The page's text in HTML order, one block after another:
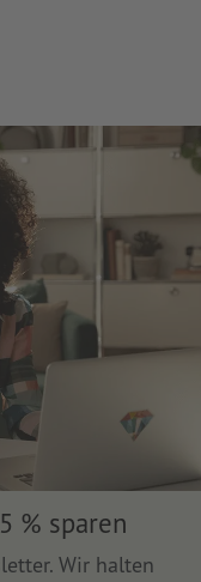
% sparen
Wir halten